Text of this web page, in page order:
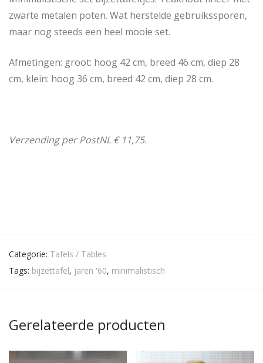
zwarte metalen poten. Wat herstelde gebruikssporen,
maar nog steeds een heel mooie set.
Afmetingen: groot: hoog 42 cm, breed 46 cm, diep 28
cm, klein: hoog 36 cm, breed 42 cm, diep 28 cm.
Verzending per PostNL € 11,75.
Categorie: Tafels / Tables
Tags: bijzettafel, jaren '60, minimalistisch
Gerelateerde producten